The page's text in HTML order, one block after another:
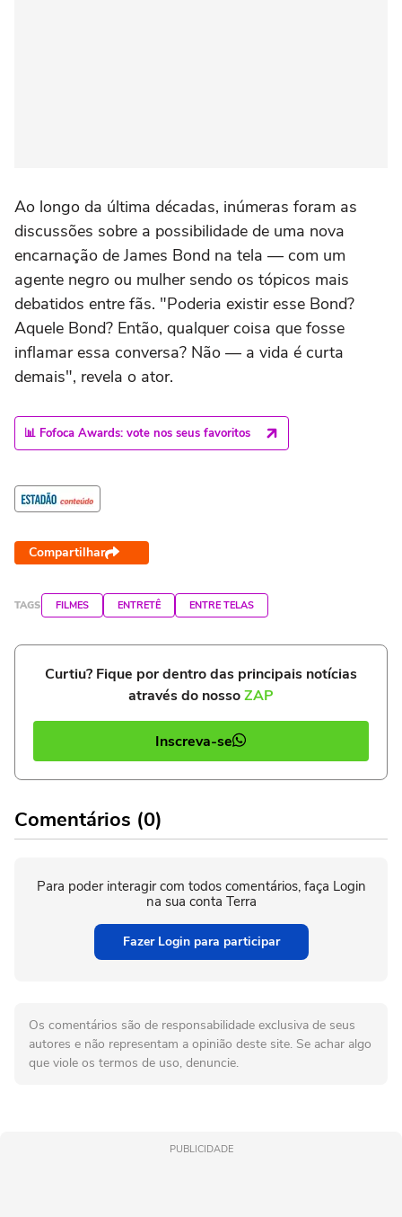
Ao longo da última décadas, inúmeras foram as
discussões sobre a possibilidade de uma nova
encarnação de James Bond na tela — com um
agente negro ou mulher sendo os tópicos mais
debatidos entre fãs. "Poderia existir esse Bond?
Aquele Bond? Então, qualquer coisa que fosse
inflamar essa conversa? Não — a vida é curta
demais", revela o ator.
📊 Fofoca Awards: vote nos seus favoritos
Compartilhar
TAGS FILMES ENTRETÊ ENTRE TELAS
Curtiu? Fique por dentro das principais notícias
através do nossoZAP
Inscreva-se
Comentários (0)
Para poder interagir com todos comentários, faça Login
na sua conta Terra
Fazer Login para participar
Os comentários são de responsabilidade exclusiva de seus
autores e não representam a opinião deste site. Se achar algo
que viole os termos de uso, denuncie.
PUBLICIDADE